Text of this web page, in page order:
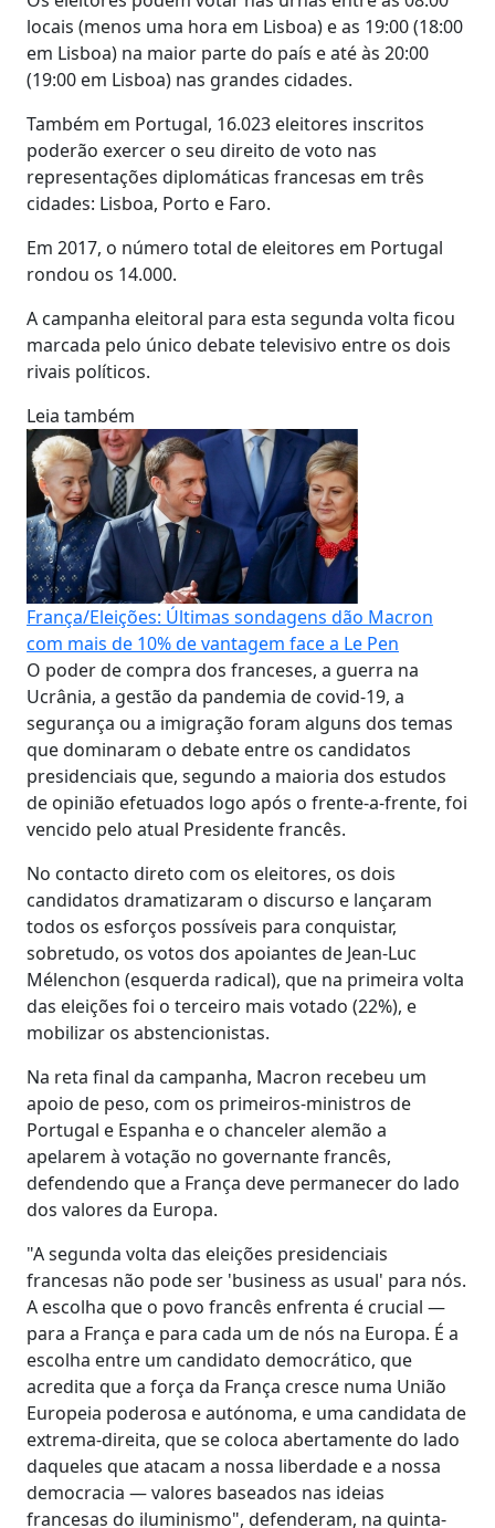
locais (menos uma hora em Lisboa) e as 19:00 (18:00
em Lisboa) na maior parte do país e até às 20:00
(19:00 em Lisboa) nas grandes cidades.
Também em Portugal, 16.023 eleitores inscritos
poderão exercer o seu direito de voto nas
representações diplomáticas francesas em três
cidades: Lisboa, Porto e Faro.
Em 2017, o número total de eleitores em Portugal
rondou os 14.000.
A campanha eleitoral para esta segunda volta ficou
marcada pelo único debate televisivo entre os dois
rivais políticos.
Leia também
França/Eleições: Últimas sondagens dão Macron
com mais de 10% de vantagem face a Le Pen
O poder de compra dos franceses, a guerra na
Ucrânia, a gestão da pandemia de covid-19, a
segurança ou a imigração foram alguns dos temas
que dominaram o debate entre os candidatos
presidenciais que, segundo a maioria dos estudos
de opinião efetuados logo após o frente-a-frente, foi
vencido pelo atual Presidente francês.
No contacto direto com os eleitores, os dois
candidatos dramatizaram o discurso e lançaram
todos os esforços possíveis para conquistar,
sobretudo, os votos dos apoiantes de Jean-Luc
Mélenchon (esquerda radical), que na primeira volta
das eleições foi o terceiro mais votado (22%), e
mobilizar os abstencionistas.
Na reta final da campanha, Macron recebeu um
apoio de peso, com os primeiros-ministros de
Portugal e Espanha e o chanceler alemão a
apelarem à votação no governante francês,
defendendo que a França deve permanecer do lado
dos valores da Europa.
"A segunda volta das eleições presidenciais
francesas não pode ser 'business as usual' para nós.
A escolha que o povo francês enfrenta é crucial —
para a França e para cada um de nós na Europa. É a
escolha entre um candidato democrático, que
acredita que a força da França cresce numa União
Europeia poderosa e autónoma, e uma candidata de
extrema-direita, que se coloca abertamente do lado
daqueles que atacam a nossa liberdade e a nossa
democracia — valores baseados nas ideias
francesas do iluminismo", defenderam, na quinta-